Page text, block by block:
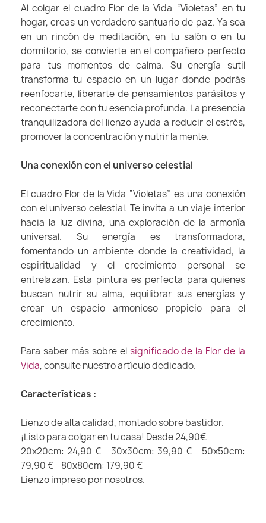
Al colgar el cuadro Flor de la Vida “Violetas” en tu
hogar, creas un verdadero santuario de paz. Ya sea
en un rincón de meditación, en tu salón o en tu
dormitorio, se convierte en el compañero perfecto
para tus momentos de calma. Su energía sutil
transforma tu espacio en un lugar donde podrás
reenfocarte, liberarte de pensamientos parásitos y
reconectarte con tu esencia profunda. La presencia
tranquilizadora del lienzo ayuda a reducir el estrés,
promover la concentración y nutrir la mente.
Una conexión con el universo celestial
El cuadro Flor de la Vida “Violetas” es una conexión
con el universo celestial. Te invita a un viaje interior
hacia la luz divina, una exploración de la armonía
universal. Su energía es transformadora,
fomentando un ambiente donde la creatividad, la
espiritualidad y el crecimiento personal se
entrelazan. Esta pintura es perfecta para quienes
buscan nutrir su alma, equilibrar sus energías y
crear un espacio armonioso propicio para el
crecimiento.
Para saber más sobre el significado de la Flor de la
Vida, consulte nuestro artículo dedicado.
Características :
Lienzo de alta calidad, montado sobre bastidor.
¡Listo para colgar en tu casa! Desde 24,90€.
20x20cm: 24,90 € - 30x30cm: 39,90 € - 50x50cm:
79,90 € - 80x80cm: 179,90 €
Lienzo impreso por nosotros.